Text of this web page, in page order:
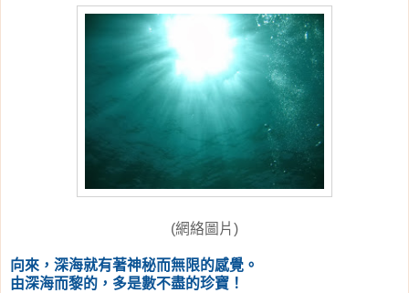
(網絡圖片)
向來，深海就有著神秘而無限的感覺。
由深海而黎的，多是數不盡的珍寶！